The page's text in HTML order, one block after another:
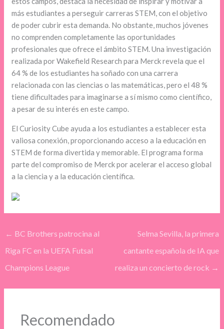
más estudiantes a perseguir carreras STEM, con el objetivo
de poder cubrir esta demanda. No obstante, muchos jóvenes
no comprenden completamente las oportunidades
profesionales que ofrece el ámbito STEM. Una investigación
realizada por Wakefield Research para Merck revela que el
64 % de los estudiantes ha soñado con una carrera
relacionada con las ciencias o las matemáticas, pero el 48 %
tiene dificultades para imaginarse a sí mismo como científico,
a pesar de su interés en este campo.
El Curiosity Cube ayuda a los estudiantes a establecer esta
valiosa conexión, proporcionando acceso a la educación en
STEM de forma divertida y memorable. El programa forma
parte del compromiso de Merck por acelerar el acceso global
a la ciencia y a la educación científica.
← BC Brothers patrocina al
Riga FC en la UEFA Futsal
Champions League
Selma Sevilla, la primera
cantante española de IA que
realiza un concierto de rock →
Recomendado